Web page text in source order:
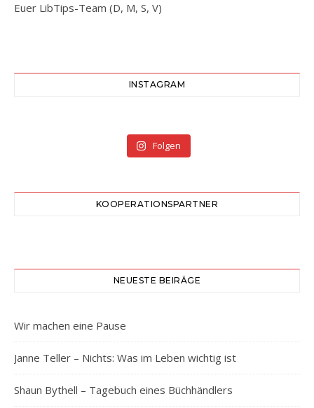
Euer LibTips-Team (D, M, S, V)
INSTAGRAM
Folgen
KOOPERATIONSPARTNER
NEUESTE BEIRÄGE
Wir machen eine Pause
Janne Teller – Nichts: Was im Leben wichtig ist
Shaun Bythell – Tagebuch eines Büchhändlers